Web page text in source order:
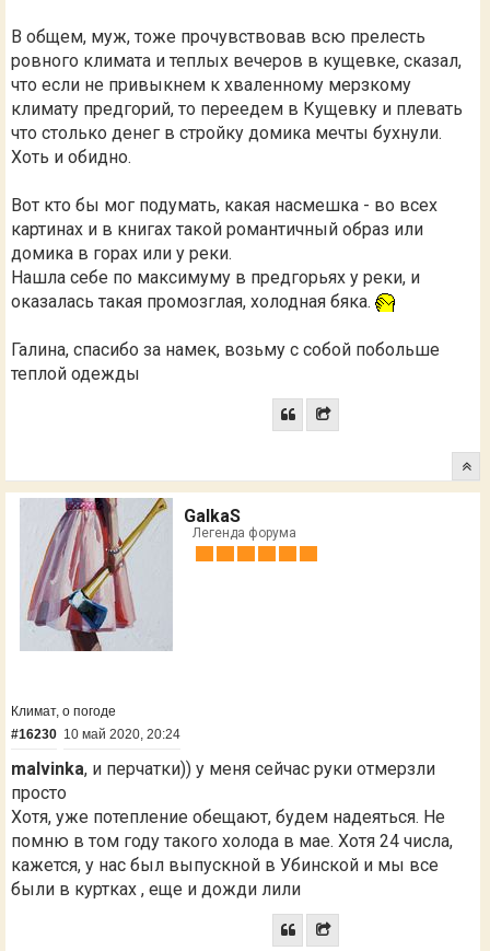
В общем, муж, тоже прочувствовав всю прелесть
ровного климата и теплых вечеров в кущевке, сказал,
что если не привыкнем к хваленному мерзкому
климату предгорий, то переедем в Кущевку и плевать
что столько денег в стройку домика мечты бухнули.
Хоть и обидно.
Вот кто бы мог подумать, какая насмешка - во всех
картинах и в книгах такой романтичный образ или
домика в горах или у реки.
Нашла себе по максимуму в предгорьях у реки, и
оказалась такая промозглая, холодная бяка.
Галина, спасибо за намек, возьму с собой побольше
теплой одежды
GalkaS
Легенда форума
Климат, о погоде
#16230 10 май 2020, 20:24
malvinka, и перчатки)) у меня сейчас руки отмерзли
просто
Хотя, уже потепление обещают, будем надеяться. Не
помню в том году такого холода в мае. Хотя 24 числа,
кажется, у нас был выпускной в Убинской и мы все
были в куртках , еще и дожди лили